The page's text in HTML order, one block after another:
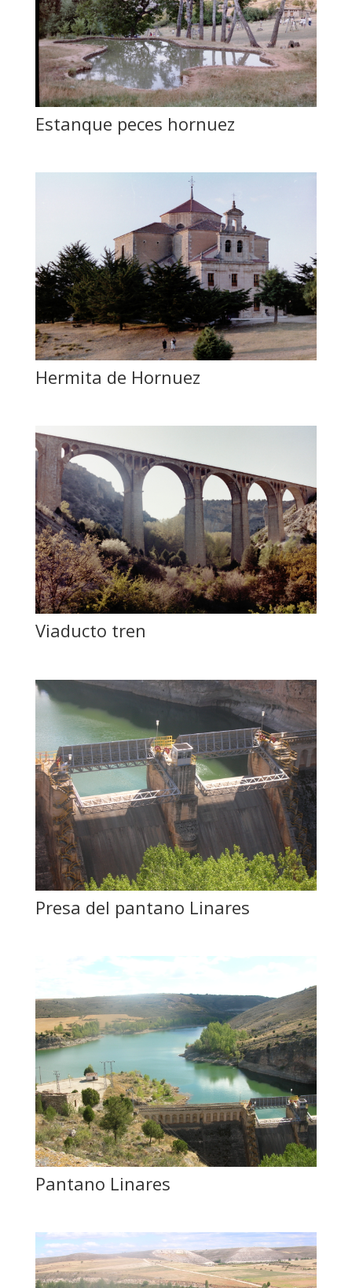
Estanque peces hornuez
Hermita de Hornuez
Viaducto tren
Presa del pantano Linares
Pantano Linares